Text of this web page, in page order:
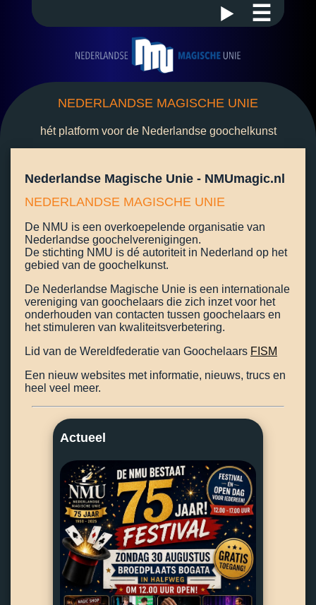
☰
NEDERLANDSE MAGISCHE UNIE
hét platform voor de Nederlandse goochelkunst
Nederlandse Magische Unie - NMUmagic.nl
NEDERLANDSE MAGISCHE UNIE
De NMU is een overkoepelende organisatie van
Nederlandse goochelverenigingen.
De stichting NMU is dé autoriteit in Nederland op het
gebied van de goochelkunst.
De Nederlandse Magische Unie is een internationale
vereniging van goochelaars die zich inzet voor het
onderhouden van contacten tussen goochelaars en
het stimuleren van kwaliteitsverbetering.
Lid van de Wereldfederatie van Goochelaars FISM
Een nieuw websites met informatie, nieuws, trucs en
heel veel meer.
Actueel